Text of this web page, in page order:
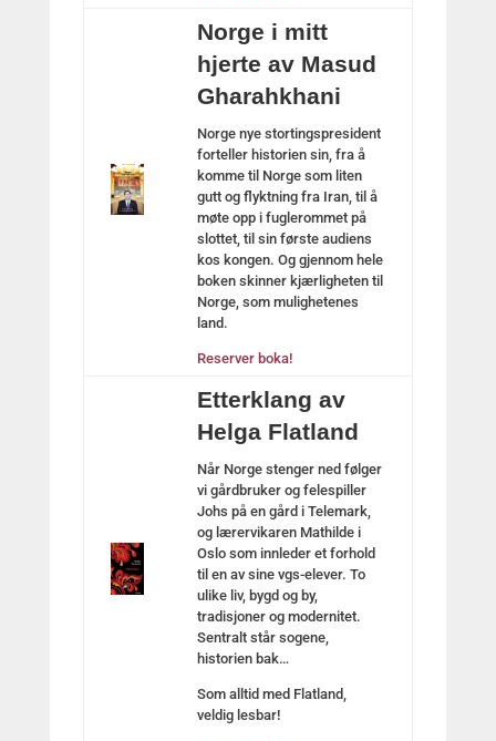
Norge i mitt
hjerte av Masud
Gharahkhani
Norge nye stortingspresident
forteller historien sin, fra å
komme til Norge som liten
gutt og flyktning fra Iran, til å
møte opp i fuglerommet på
slottet, til sin første audiens
kos kongen. Og gjennom hele
boken skinner kjærligheten til
Norge, som mulighetenes
land.
Reserver boka!
Etterklang av
Helga Flatland
Når Norge stenger ned følger
vi gårdbruker og felespiller
Johs på en gård i Telemark,
og lærervikaren Mathilde i
Oslo som innleder et forhold
til en av sine vgs-elever. To
ulike liv, bygd og by,
tradisjoner og modernitet.
Sentralt står sogene,
historien bak…
Som alltid med Flatland,
veldig lesbar!